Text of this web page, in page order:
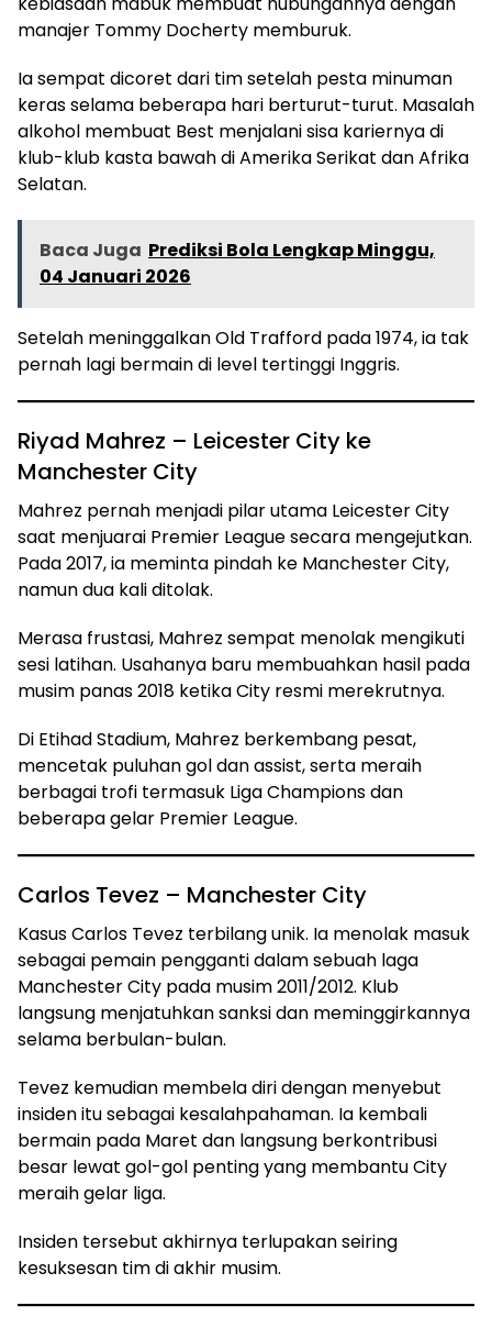
manajer Tommy Docherty memburuk.
Ia sempat dicoret dari tim setelah pesta minuman
keras selama beberapa hari berturut-turut. Masalah
alkohol membuat Best menjalani sisa kariernya di
klub-klub kasta bawah di Amerika Serikat dan Afrika
Selatan.
Baca Juga Prediksi Bola Lengkap Minggu,
04 Januari 2026
Setelah meninggalkan Old Trafford pada 1974, ia tak
pernah lagi bermain di level tertinggi Inggris.
Riyad Mahrez – Leicester City ke
Manchester City
Mahrez pernah menjadi pilar utama Leicester City
saat menjuarai Premier League secara mengejutkan.
Pada 2017, ia meminta pindah ke Manchester City,
namun dua kali ditolak.
Merasa frustasi, Mahrez sempat menolak mengikuti
sesi latihan. Usahanya baru membuahkan hasil pada
musim panas 2018 ketika City resmi merekrutnya.
Di Etihad Stadium, Mahrez berkembang pesat,
mencetak puluhan gol dan assist, serta meraih
berbagai trofi termasuk Liga Champions dan
beberapa gelar Premier League.
Carlos Tevez – Manchester City
Kasus Carlos Tevez terbilang unik. Ia menolak masuk
sebagai pemain pengganti dalam sebuah laga
Manchester City pada musim 2011/2012. Klub
langsung menjatuhkan sanksi dan meminggirkannya
selama berbulan-bulan.
Tevez kemudian membela diri dengan menyebut
insiden itu sebagai kesalahpahaman. Ia kembali
bermain pada Maret dan langsung berkontribusi
besar lewat gol-gol penting yang membantu City
meraih gelar liga.
Insiden tersebut akhirnya terlupakan seiring
kesuksesan tim di akhir musim.